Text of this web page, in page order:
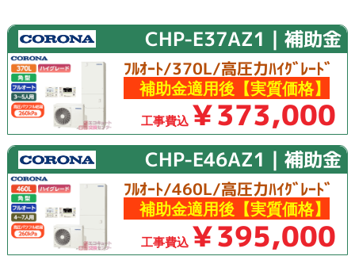
CHP-E37AZ1｜補助金
ﾌﾙｵｰﾄ/370L/高圧力ﾊｲｸﾞﾚｰﾄﾞ
補助金適用後【実質価格】
工事費込 ￥373,000
CHP-E46AZ1｜補助金
ﾌﾙｵｰﾄ/460L/高圧力ﾊｲｸﾞﾚｰﾄﾞ
補助金適用後【実質価格】
工事費込 ￥395,000